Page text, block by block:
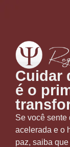
Cuidar
é o
Se você sente
acelerada e o
paz, saiba